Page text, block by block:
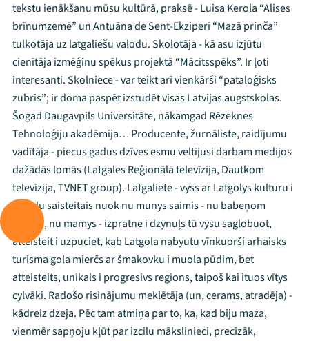
tekstu ienākšanu mūsu kultūrā, praksē - Luisa Kerola “Alises
brīnumzemē” un Antuāna de Sent-Ekziperī “Mazā prinča”
tulkotāja uz latgaliešu valodu. Skolotāja - kā asu izjūtu
cienītāja izmēģinu spēkus projektā “Mācītsspēks”. Ir ļoti
interesanti. Skolniece - var teikt arī vienkārši “pataloģisks
zubris”; ir doma paspēt izstudēt visas Latvijas augstskolas.
Šogad Daugavpils Universitāte, nākamgad Rēzeknes
Tehnoloģiju akadēmija… Producente, žurnāliste, raidījumu
vadītāja - piecus gadus dzīves esmu veltījusi darbam medijos
dažādās lomās (Latgales Reģionālā televīzija, Dautkom
televīzija, TVNET group). Latgaliete - vyss ar Latgolys kulturu i
volūdu saisteitais nuok nu munys saimis - nu babeņom
volūda, nu mamys - izpratne i dzynuļs tū vysu saglobuot,
atteisteit i uzpuciet, kab Latgola nabyutu vīnkuorši arhaisks
turisma gola mierčs ar šmakovku i muola pūdim, bet
atteisteits, unikals i progresivs regions, taipoš kai ituos vītys
cylvāki. Radošo risinājumu meklētāja (un, cerams, atradēja) -
kādreiz dzeja. Pēc tam atmiņa par to, ka, kad biju maza,
vienmēr sapņoju kļūt par izcilu mākslinieci, precīzāk,